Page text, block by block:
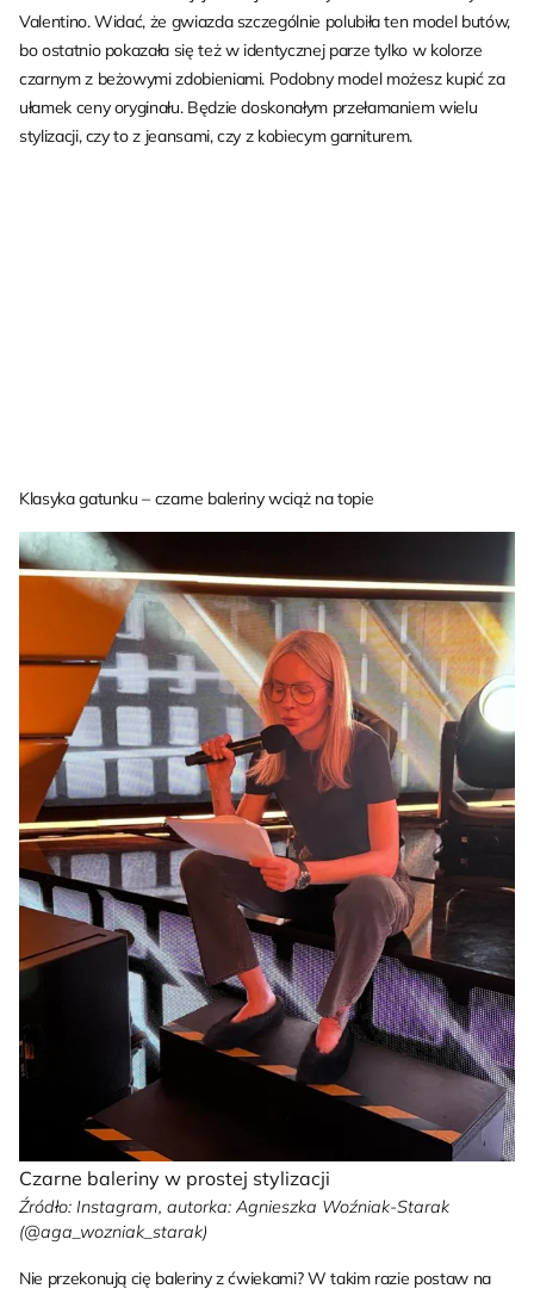
Valentino. Widać, że gwiazda szczególnie polubiła ten model butów,
bo ostatnio pokazała się też w identycznej parze tylko w kolorze
czarnym z beżowymi zdobieniami. Podobny model możesz kupić za
ułamek ceny oryginału. Będzie doskonałym przełamaniem wielu
stylizacji, czy to z jeansami, czy z kobiecym garniturem.
Klasyka gatunku – czarne baleriny wciąż na topie
Czarne baleriny w prostej stylizacji
Źródło: Instagram, autorka: Agnieszka Woźniak-Starak
(@aga_wozniak_starak)
Nie przekonują cię baleriny z ćwiekami? W takim razie postaw na